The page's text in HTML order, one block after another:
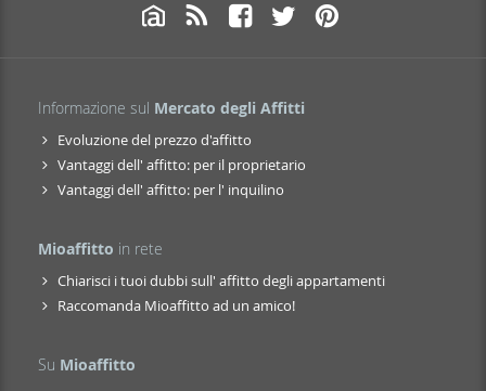
Informazione sul Mercato degli Affitti
Evoluzione del prezzo d'affitto
Vantaggi dell' affitto: per il proprietario
Vantaggi dell' affitto: per l' inquilino
Mioaffitto in rete
Chiarisci i tuoi dubbi sull' affitto degli appartamenti
Raccomanda Mioaffitto ad un amico!
Su Mioaffitto